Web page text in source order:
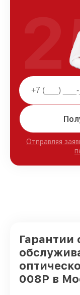
Отправляя
Гарантии
008P в